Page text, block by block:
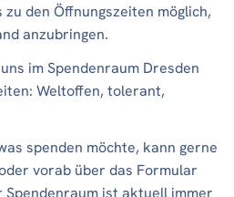
den Öffnungszeiten möglich,
anzubringen.
im Spendenraum Dresden
Weltoffen, tolerant,
spenden möchte, kann gerne
vorab über das Formular